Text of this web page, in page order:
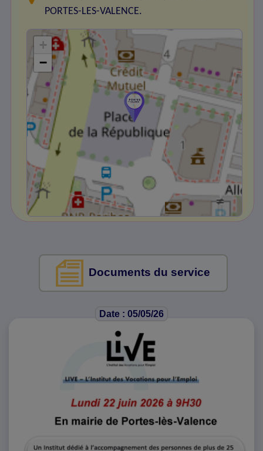
PORTES-LES-VALENCE.
+
−
Documents du service
Date : 05/05/26